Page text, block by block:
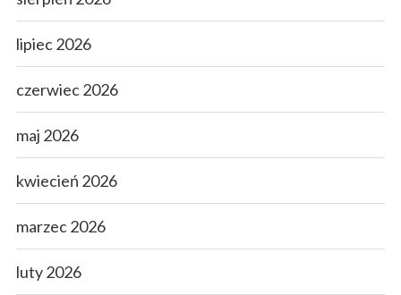
lipiec 2026
czerwiec 2026
maj 2026
kwiecień 2026
marzec 2026
luty 2026
Strona główna